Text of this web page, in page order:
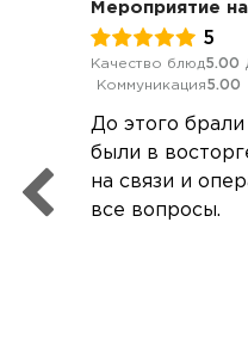
Мероприятие
5
Качество блюд5.00
Коммуникация5.00
До этого брали
были в
на связи и
все вопросы.